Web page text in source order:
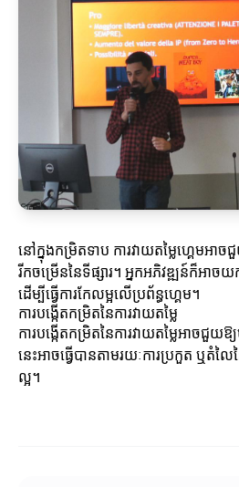
នៅក្នុងកម្រិតទាប ការវាយតម្លៃហ្គេមអាច
រីកចម្រើននៃទីផ្សារ។ អ្នកអភិវឌ្ឍន៍ក៏អ
ដើម្បីធ្វើការកែលម្អលើប្រព័ន្ធហ្គេម។
ការបង្កើតកម្រិតនៃការវាយតម្លៃ
ការបង្កើតកម្រិតនៃការវាយតម្លៃអាចជួយ
នេះអាចធ្វើបានតាមរយៈការប្រកួត ឬតំលៃ
ល្អ។